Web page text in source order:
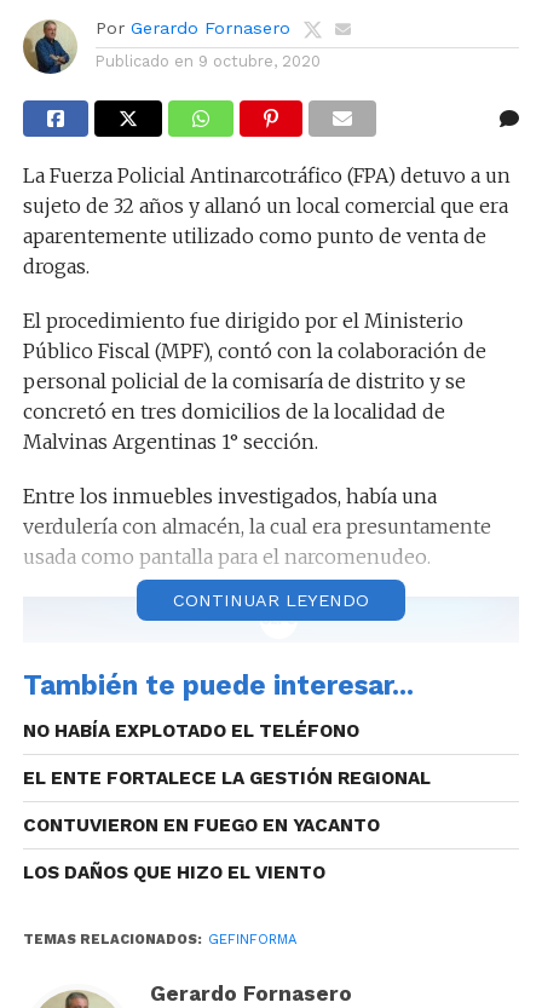
Por Gerardo Fornasero
Publicado en 9 octubre, 2020
La Fuerza Policial Antinarcotráfico (FPA) detuvo a un
sujeto de 32 años y allanó un local comercial que era
aparentemente utilizado como punto de venta de
drogas.
El procedimiento fue dirigido por el Ministerio
Público Fiscal (MPF), contó con la colaboración de
personal policial de la comisaría de distrito y se
concretó en tres domicilios de la localidad de
Malvinas Argentinas 1° sección.
Entre los inmuebles investigados, había una
verdulería con almacén, la cual era presuntamente
usada como pantalla para el narcomenudeo.
En los lugares, además de la aprehensión, se
secuestraron elementos probatorios, relacionados a
la actividad ilegal.
Por último, autoridades de la Fiscalía de Lucha contra
supuesta infracción a la Ley Nacional de
CONTINUAR LEYENDO
También te puede interesar...
NO HABÍA EXPLOTADO EL TELÉFONO
EL ENTE FORTALECE LA GESTIÓN REGIONAL
CONTUVIERON EN FUEGO EN YACANTO
LOS DAÑOS QUE HIZO EL VIENTO
TEMAS RELACIONADOS: GEFINFORMA
Gerardo Fornasero